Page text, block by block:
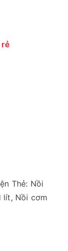
Thẻ: Nồi
lít, Nồi cơm